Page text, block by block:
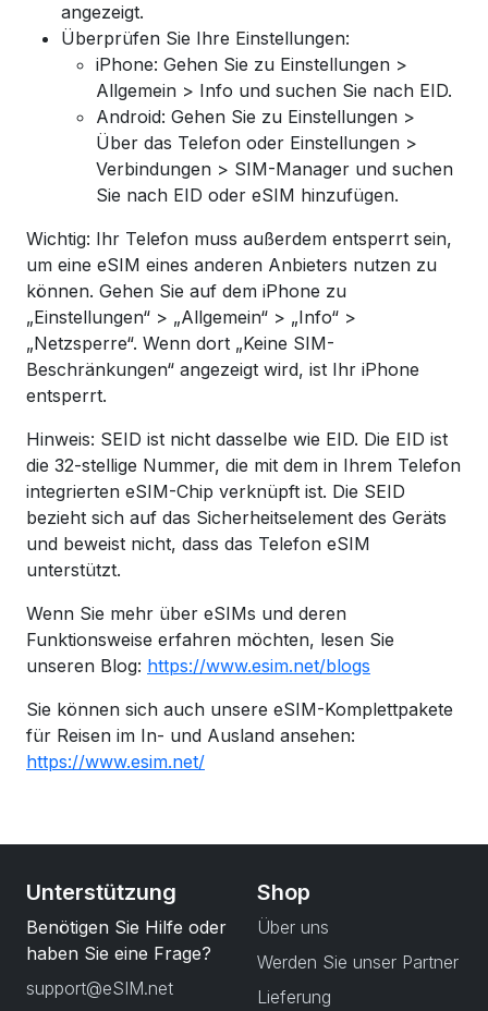
angezeigt.
Überprüfen Sie Ihre Einstellungen:
iPhone: Gehen Sie zu Einstellungen >
Allgemein > Info und suchen Sie nach EID.
Android: Gehen Sie zu Einstellungen >
Über das Telefon oder Einstellungen >
Verbindungen > SIM-Manager und suchen
Sie nach EID oder eSIM hinzufügen.
Wichtig: Ihr Telefon muss außerdem entsperrt sein,
um eine eSIM eines anderen Anbieters nutzen zu
können. Gehen Sie auf dem iPhone zu
„Einstellungen“ > „Allgemein“ > „Info“ >
„Netzsperre“. Wenn dort „Keine SIM-
Beschränkungen“ angezeigt wird, ist Ihr iPhone
entsperrt.
Hinweis: SEID ist nicht dasselbe wie EID. Die EID ist
die 32-stellige Nummer, die mit dem in Ihrem Telefon
integrierten eSIM-Chip verknüpft ist. Die SEID
bezieht sich auf das Sicherheitselement des Geräts
und beweist nicht, dass das Telefon eSIM
unterstützt.
Wenn Sie mehr über eSIMs und deren
Funktionsweise erfahren möchten, lesen Sie
unseren Blog: https://www.esim.net/blogs
Sie können sich auch unsere eSIM-Komplettpakete
für Reisen im In- und Ausland ansehen:
https://www.esim.net/
Unterstützung
Benötigen Sie Hilfe oder
haben Sie eine Frage?
support@eSIM.net
Shop
Über uns
Werden Sie unser Partner
Lieferung